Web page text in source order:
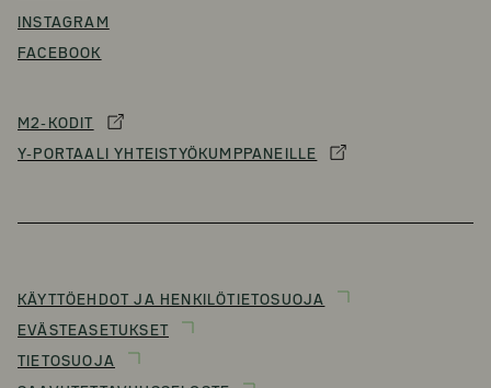
INSTAGRAM
FACEBOOK
M2-KODIT
Y-PORTAALI YHTEISTYÖKUMPPANEILLE
KÄYTTÖEHDOT JA HENKILÖTIETOSUOJA
EVÄSTEASETUKSET
TIETOSUOJA